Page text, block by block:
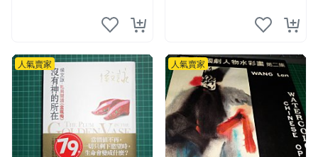
人氣賣家 人氣賣家